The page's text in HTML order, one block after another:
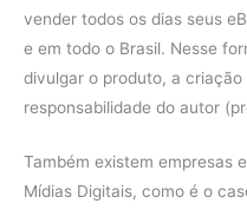
vender todos os dias seus
e em todo o Brasil. Nesse
divulgar o produto, a
responsabilidade do autor
Também existem empresas
Mídias Digitais, como é o